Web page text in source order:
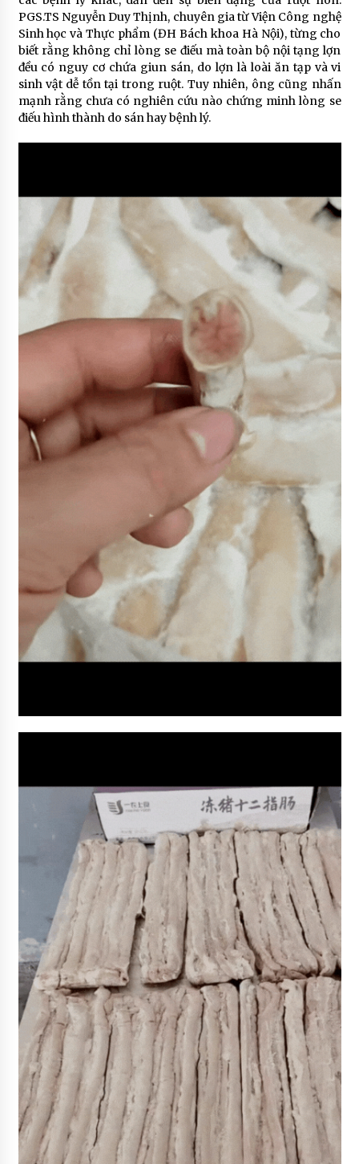
PGS.TS Nguyễn Duy Thịnh, chuyên gia từ Viện Công nghệ
Sinh học và Thực phẩm (ĐH Bách khoa Hà Nội), từng cho
biết rằng không chỉ lòng se điếu mà toàn bộ nội tạng lợn
đều có nguy cơ chứa giun sán, do lợn là loài ăn tạp và vi
sinh vật dễ tồn tại trong ruột. Tuy nhiên, ông cũng nhấn
mạnh rằng chưa có nghiên cứu nào chứng minh lòng se
điếu hình thành do sán hay bệnh lý.